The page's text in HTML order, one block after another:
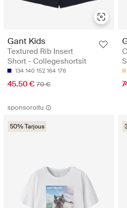
Gant Kids
Textured Rib Insert
Short - Collegeshortsit
134 140 152 164 176
45.50 € 70 €
sponsoroitu
50% Tarjous